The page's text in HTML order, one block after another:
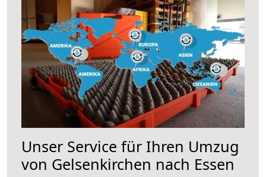
Unser Service für Ihren Umzug
von Gelsenkirchen nach Essen